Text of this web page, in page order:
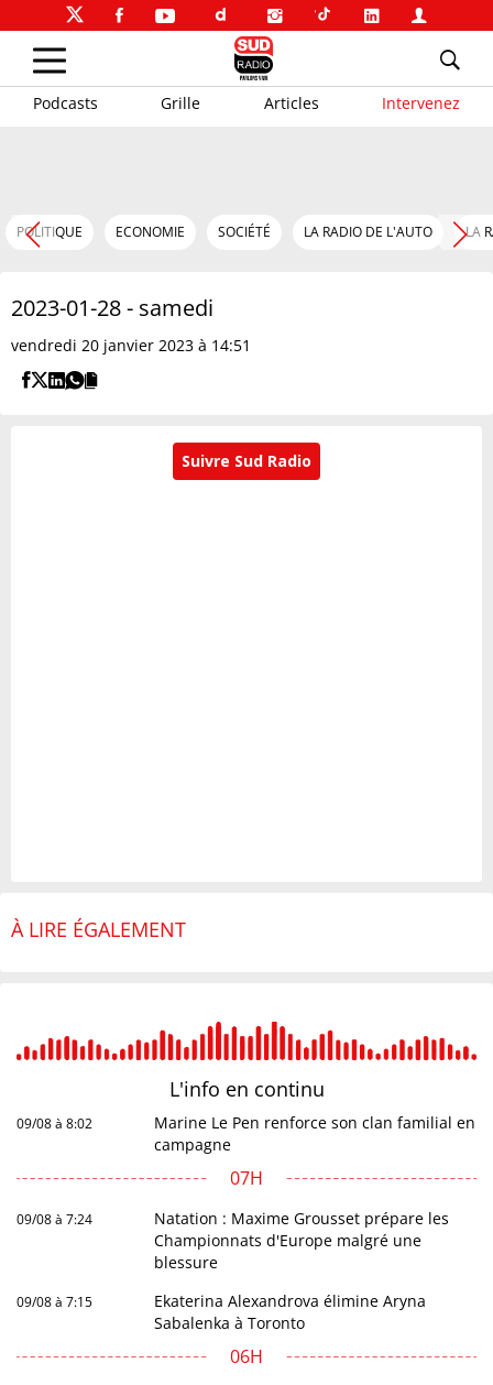
Podcasts Grille Articles Intervenez
POLITIQUE ECONOMIE SOCIÉTÉ LA RADIO DE L'AUTO LA
2023-01-28 - samedi
vendredi 20 janvier 2023 à 14:51
Suivre Sud Radio
À LIRE ÉGALEMENT
L'info en continu
09/08 à 8:02
Marine Le Pen renforce son clan familial en
campagne
07H
09/08 à 7:24
Natation : Maxime Grousset prépare les
Championnats d'Europe malgré une
blessure
09/08 à 7:15
Ekaterina Alexandrova élimine Aryna
Sabalenka à Toronto
06H